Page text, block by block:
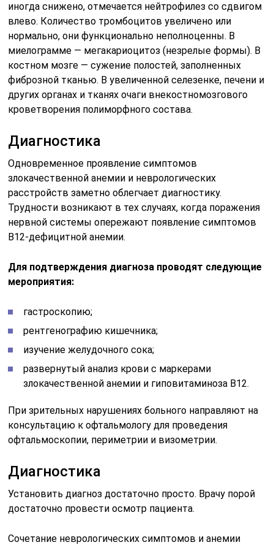
иногда снижено, отмечается нейтрофилез со сдвигом
влево. Количество тромбоцитов увеличено или
нормально, они функционально неполноценны. В
миелограмме — мегакариоцитоз (незрелые формы). В
костном мозге — сужение полостей, заполненных
фиброзной тканью. В увеличенной селезенке, печени и
других органах и тканях очаги внекостномозгового
кроветворения полиморфного состава.
Диагностика
Одновременное проявление симптомов
злокачественной анемии и неврологических
расстройств заметно облегчает диагностику.
Трудности возникают в тех случаях, когда поражения
нервной системы опережают появление симптомов
B12-дефицитной анемии.
Для подтверждения диагноза проводят следующие
мероприятия:
гастроскопию;
рентгенографию кишечника;
изучение желудочного сока;
развернутый анализ крови с маркерами
злокачественной анемии и гиповитаминоза B12.
При зрительных нарушениях больного направляют на
консультацию к офтальмологу для проведения
офтальмоскопии, периметрии и визометрии.
Диагностика
Установить диагноз достаточно просто. Врачу порой
достаточно провести осмотр пациента.
Сочетание неврологических симптомов и анемии